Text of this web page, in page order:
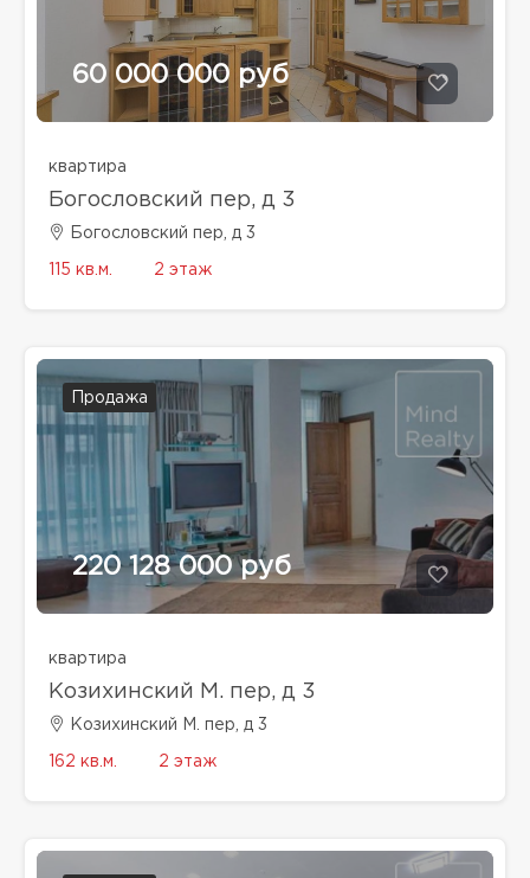
60 000 000 руб
квартира
Богословский пер, д 3
Богословский пер, д 3
115 кв.м. 2 этаж
Продажа
220 128 000 руб
квартира
Козихинский М. пер, д 3
Козихинский М. пер, д 3
162 кв.м. 2 этаж